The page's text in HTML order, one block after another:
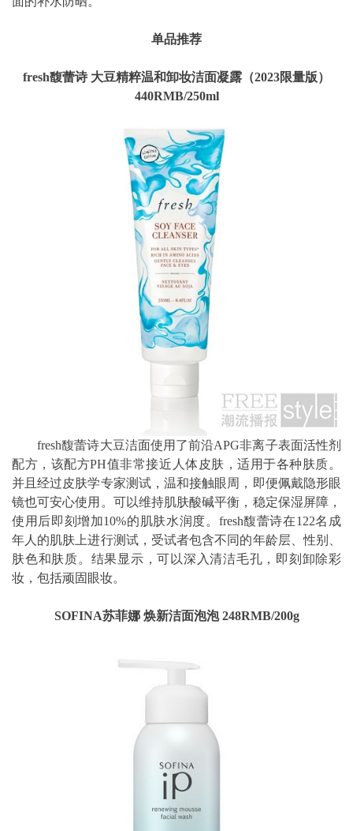
单品推荐
fresh馥蕾诗 大豆精粹温和卸妆洁面凝露（2023限量版）
440RMB/250ml
fresh馥蕾诗大豆洁面使用了前沿APG非离子表面活性剂
配方，该配方PH值非常接近人体皮肤，适用于各种肤质。
并且经过皮肤学专家测试，温和接触眼周，即便佩戴隐形眼
镜也可安心使用。可以维持肌肤酸碱平衡，稳定保湿屏障，
使用后即刻增加10%的肌肤水润度。fresh馥蕾诗在122名成
年人的肌肤上进行测试，受试者包含不同的年龄层、性别、
肤色和肤质。结果显示，可以深入清洁毛孔，即刻卸除彩
妆，包括顽固眼妆。
SOFINA苏菲娜 焕新洁面泡泡 248RMB/200g